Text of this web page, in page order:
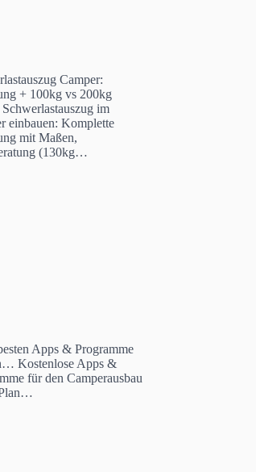
Camper:
+ 100kg vs 200kg
Schwerlastauszug im
einbauen: Komplette
mit Maßen,
(130kg…
Apps & Programme
Kostenlose Apps &
für den Camperausbau